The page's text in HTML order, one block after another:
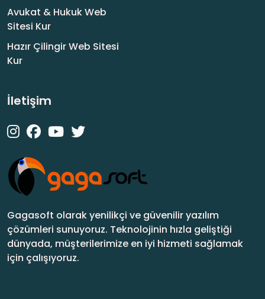
Avukat & Hukuk Web
Sitesi Kur
Hazır Çilingir Web Sitesi
Kur
İletişim
Gagasoft olarak yenilikçi ve güvenilir yazılım
çözümleri sunuyoruz. Teknolojinin hızla geliştiği
dünyada, müşterilerimize en iyi hizmeti sağlamak
için çalışıyoruz.